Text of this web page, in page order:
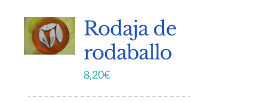
Rodaja de
rodaballo
8,20€